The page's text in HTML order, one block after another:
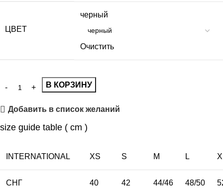
ЦВЕТ
черный
Очистить
В КОРЗИНУ
Добавить в список желаний
size guide table ( cm )
INTERNATIONAL XS S M L
СНГ 40 42 44/46 48/50